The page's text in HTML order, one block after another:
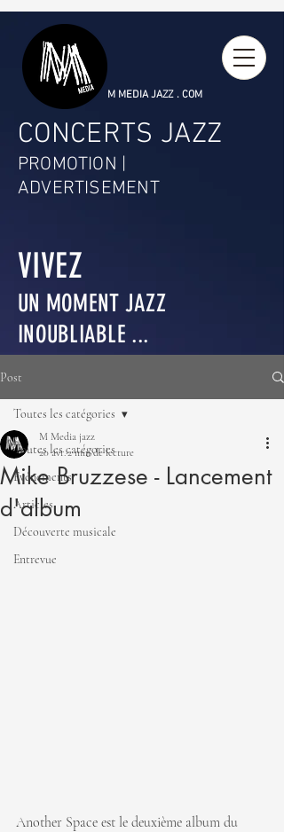
M MEDIA JAZZ . COM
CONCERTS JAZZ
PROMOTION |
ADVERTISEMENT
VIVEZ
UN MOMENT JAZZ
INOUBLIABLE ...
Post
Toutes les catégories
Événements
Articles
Découverte musicale
Entrevue
Toutes les catégories
Mike Bruzzese - Lancement
d'album
M Media jazz
20 avr.2 min de lecture
Another Space est le deuxième album du